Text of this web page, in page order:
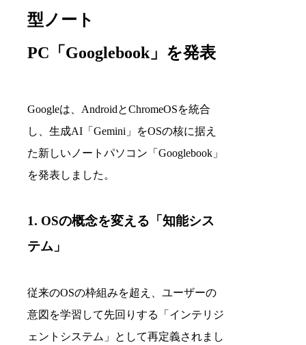
型ノート
PC「Googlebook」を発表
Googleは、AndroidとChromeOSを統合
し、生成AI「Gemini」をOSの核に据え
た新しいノートパソコン「Googlebook」
を発表しました。
1. OSの概念を変える「知能シス
テム」
従来のOSの枠組みを超え、ユーザーの
意図を学習して先回りする「インテリジ
ェントシステム」として再定義されまし